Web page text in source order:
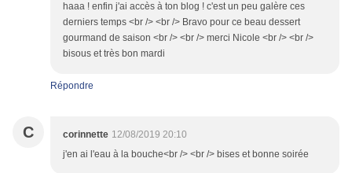
haaa ! enfin j'ai accès à ton blog ! c'est un peu galère ces
derniers temps <br /> <br /> Bravo pour ce beau dessert
gourmand de saison <br /> <br /> merci Nicole <br /> <br />
bisous et très bon mardi
Répondre
C corinnette 12/08/2019 20:10
j'en ai l'eau à la bouche<br /> <br /> bises et bonne soirée